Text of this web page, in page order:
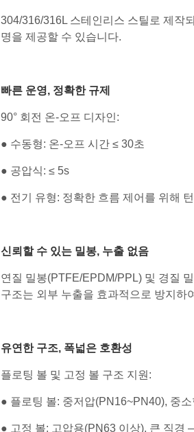
304/316/316L 스테인리스 스틸로 제작
명을 제공할 수 있습니다.
빠른 운영, 정확한 규제
90° 회전 온-오프 디자인:
● 수동형: 온-오프 시간 ≤ 30초
● 공압식: ≤ 5s
● 전기 유형: 정확한 흐름 제어를 위해
신뢰할 수 있는 밀봉, 누출 없음
연질 밀봉(PTFE/EPDM/PPL) 및 경질
구조는 외부 누출을 효과적으로 방지하
유연한 구조, 폭넓은 호환성
플로팅 볼 및 고정 볼 구조 지원:
● 플로팅 볼: 중저압(PN16~PN40), 중
● 고정 볼: 고압용(PN63 이상), 큰 직경